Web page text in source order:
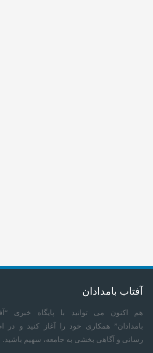
آفتاب بامدادان
هم اکنون می توانید با پایگاه خبری
بامدادان” همکاری خود را آغاز کنید و در
رسانی و آگاهی بخشی به جامعه، سهیم باشید.